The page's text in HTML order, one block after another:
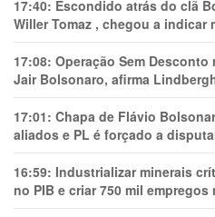
17:40: Escondido atrás do clã
Willer Tomaz , chegou a indicar
17:08: Operação Sem
Jair Bolsonaro, afirma
17:01: Chapa de Flávio
aliados e PL é forçado a
16:59: Industrializar minerais
no PIB e criar 750 mil empregos